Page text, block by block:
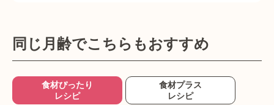
同じ月齢でこちらもおすすめ
食材ぴったり
レシピ
食材プラス
レシピ